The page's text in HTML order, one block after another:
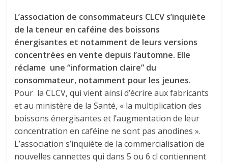
L’association de consommateurs CLCV s’inquiète
de la teneur en caféine des boissons
énergisantes et notamment de leurs versions
concentrées en vente depuis l’automne. Elle
réclame une “information claire” du
consommateur, notamment pour les jeunes.
Pour la CLCV, qui vient ainsi d’écrire aux fabricants
et au ministère de la Santé, « la multiplication des
boissons énergisantes et l’augmentation de leur
concentration en caféine ne sont pas anodines ».
L’association s’inquiète de la commercialisation de
nouvelles cannettes qui dans 5 ou 6 cl contiennent